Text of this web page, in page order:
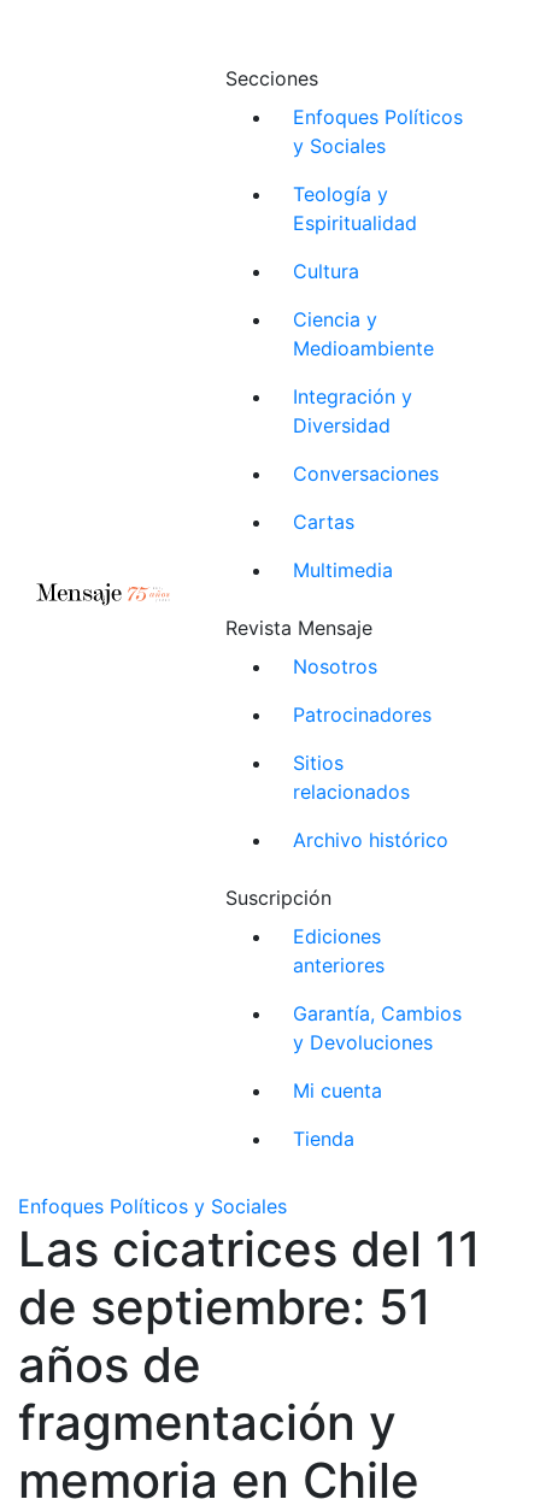
Secciones
Enfoques Políticos
y Sociales
Teología y
Espiritualidad
Cultura
Ciencia y
Medioambiente
Integración y
Diversidad
Conversaciones
Cartas
Multimedia
Revista Mensaje
Nosotros
Patrocinadores
Sitios
relacionados
Archivo histórico
Suscripción
Ediciones
anteriores
Garantía, Cambios
y Devoluciones
Mi cuenta
Tienda
Enfoques Políticos y Sociales
Las cicatrices del 11
de septiembre: 51
años de
fragmentación y
memoria en Chile